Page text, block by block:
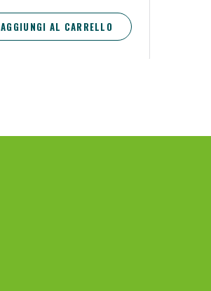
AGGIUNGI AL CARRELLO